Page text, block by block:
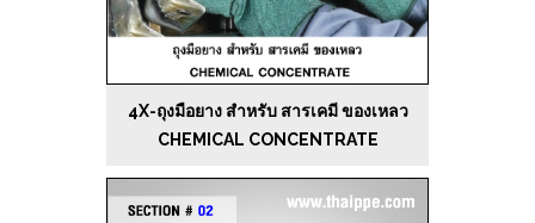
4X-ถุงมือยาง สำหรับ สารเคมี ของเหลว
CHEMICAL CONCENTRATE